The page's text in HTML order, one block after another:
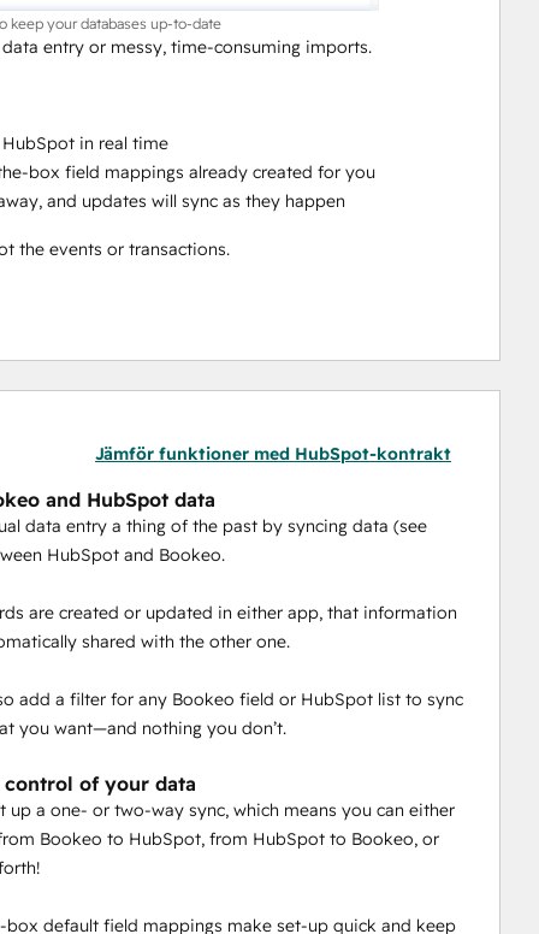
keep your databases up-to-date
entry or messy, time-consuming imports.
in real time
box field mappings already created for you
and updates will sync as they happen
the events or transactions.
Jämför funktioner med HubSpot-kontrakt
and HubSpot data
data entry a thing of the past by syncing data (see
HubSpot and Bookeo.
are created or updated in either app, that information
shared with the other one.
add a filter for any Bookeo field or HubSpot list to sync
you want—and nothing you don’t.
control of your data
up a one- or two-way sync, which means you can either
Bookeo to HubSpot, from HubSpot to Bookeo, or
default field mappings make set-up quick and keep